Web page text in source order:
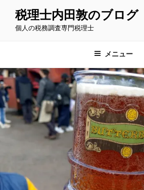
ス
キ
ッ
プ
税理士内田敦のブログ
個人の税務調査専門税理士
メニュー